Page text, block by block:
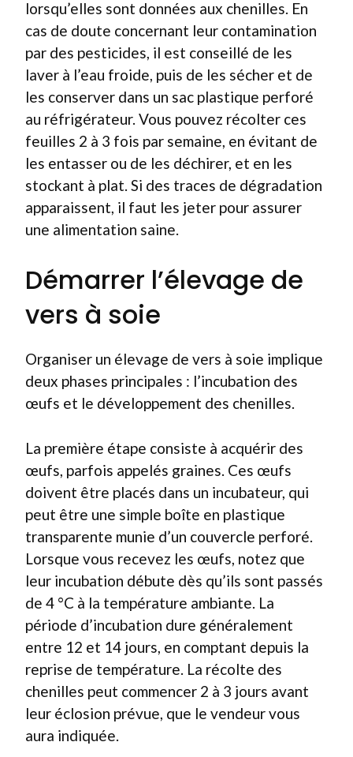
lorsqu’elles sont données aux chenilles. En
cas de doute concernant leur contamination
par des pesticides, il est conseillé de les
laver à l’eau froide, puis de les sécher et de
les conserver dans un sac plastique perforé
au réfrigérateur. Vous pouvez récolter ces
feuilles 2 à 3 fois par semaine, en évitant de
les entasser ou de les déchirer, et en les
stockant à plat. Si des traces de dégradation
apparaissent, il faut les jeter pour assurer
une alimentation saine.
Démarrer l’élevage de
vers à soie
Organiser un élevage de vers à soie implique
deux phases principales : l’incubation des
œufs et le développement des chenilles.
La première étape consiste à acquérir des
œufs, parfois appelés graines. Ces œufs
doivent être placés dans un incubateur, qui
peut être une simple boîte en plastique
transparente munie d’un couvercle perforé.
Lorsque vous recevez les œufs, notez que
leur incubation débute dès qu’ils sont passés
de 4 °C à la température ambiante. La
période d’incubation dure généralement
entre 12 et 14 jours, en comptant depuis la
reprise de température. La récolte des
chenilles peut commencer 2 à 3 jours avant
leur éclosion prévue, que le vendeur vous
aura indiquée.